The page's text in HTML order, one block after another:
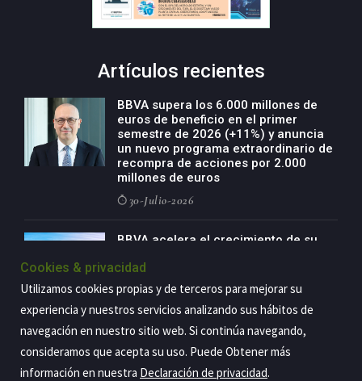
Artículos recientes
BBVA supera los 6.000 millones de
euros de beneficio en el primer
semestre de 2026 (+11%) y anuncia
un nuevo programa extraordinario de
recompra de acciones por 2.000
millones de euros
30-Julio-2026
BBVA acelera el crecimiento de su
de especialización presente en siete
países
29-Julio-2026
Copyright@2026 Estrategia Empresarial
Cookies & privacidad
Utilizamos cookies propias y de terceros para mejorar su
experiencia y nuestros servicios analizando sus hábitos de
navegación en nuestro sitio web. Si continúa navegando,
consideramos que acepta su uso. Puede Obtener más
información en nuestra Declaración de privacidad.